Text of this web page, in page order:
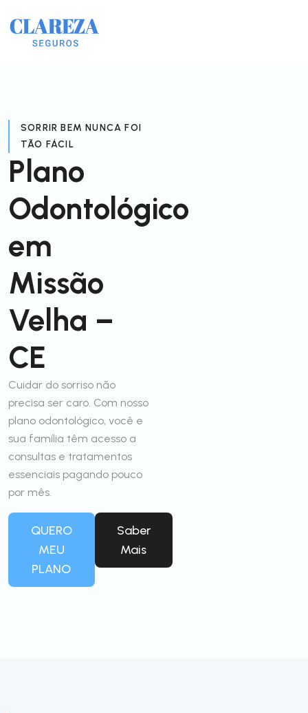
SORRIR BEM NUNCA FOI
TÃO FÁCIL
Plano
Odontológico
em
Missão
Velha –
CE
Cuidar do sorriso não
precisa ser caro. Com nosso
plano odontológico, você e
sua família têm acesso a
consultas e tratamentos
essenciais pagando pouco
por mês.
QUERO
MEU
PLANO
Saber
Mais